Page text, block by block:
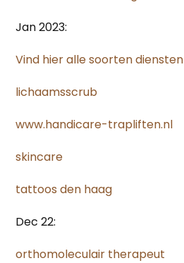
Jan 2023:
Vind hier alle soorten diensten
lichaamsscrub
www.handicare-trapliften.nl
skincare
tattoos den haag
Dec 22:
orthomoleculair therapeut